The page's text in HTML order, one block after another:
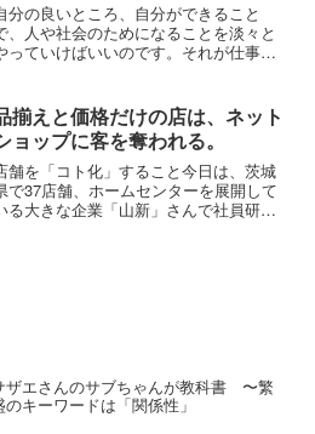
分の良いところ、自分ができること
、人や社会のためになることを淡々と
っていけばいいのです。それが仕事の
。混沌とした時代も、真面目に真正面
ら見るのではなく、ナナメに面白がっ
見てみよう。そして、どんな事態もど
な状況も、楽しい方向に持っていく視
をもつ。今まで深刻に考えがちだった
ノゴトの捉え方を、変えてしまうので
す。たとえば仕事がキャンセル続きで時
にメタバースを楽しんで、たくさんの
と友達になっておくとか。収入が減っ
ら、一日、お金を一切使わずにどんな
揃えと価格だけの店は、ネット
ョップに客を奪われる。
舗を「コト化」すること今日は、茨城
で37店舗、ホームセンターを展開して
る大きな企業「山新」さんで社員研修
ザエさんのサブちゃんが教科書 〜繁
のキーワードは「関係性」